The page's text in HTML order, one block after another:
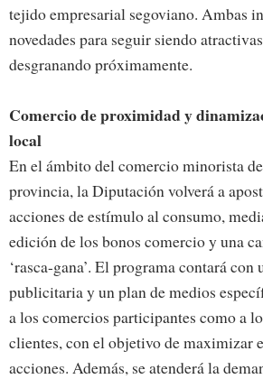
tejido empresarial segoviano. Ambas
novedades para seguir siendo
desgranando próximamente.
Comercio de proximidad y
local
En el ámbito del comercio minorista
provincia, la Diputación volverá a
acciones de estímulo al consumo,
edición de los bonos comercio y una
‘rasca-gana’. El programa contará con
publicitaria y un plan de medios
a los comercios participantes como a
clientes, con el objetivo de maximizar
acciones. Además, se atenderá la